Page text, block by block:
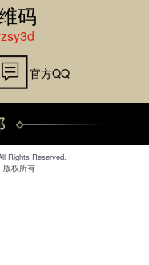
码
官方QQ
Rights Reserved.
版权所有